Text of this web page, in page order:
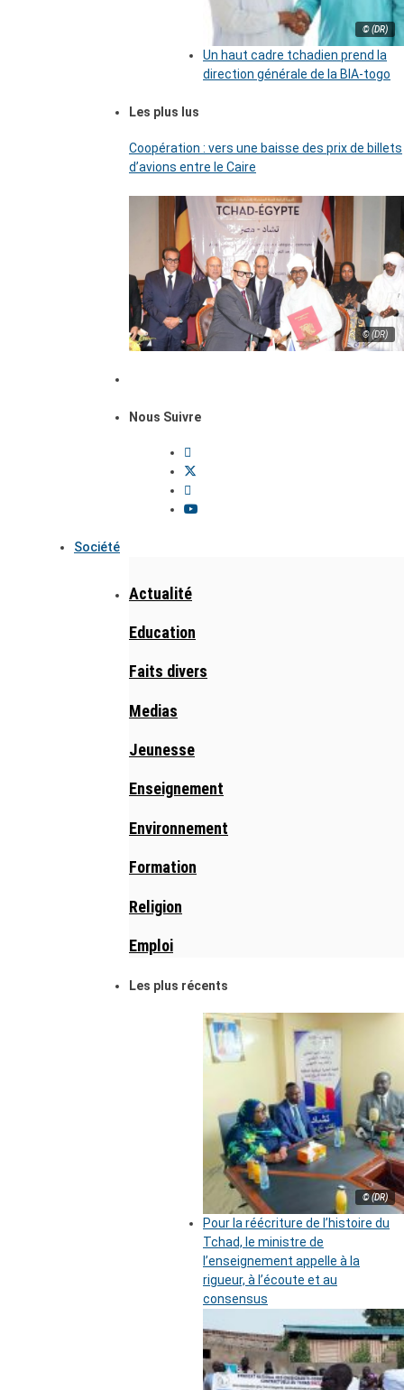
© (DR)
Un haut cadre tchadien prend la
direction générale de la BIA-togo
Les plus lus
Coopération : vers une baisse des prix de billets
d’avions entre le Caire
© (DR)
Nous Suivre
Société
Actualité
Education
Faits divers
Medias
Jeunesse
Enseignement
Environnement
Formation
Religion
Emploi
Les plus récents
© (DR)
Pour la réécriture de l’histoire du
Tchad, le ministre de
l’enseignement appelle à la
rigueur, à l’écoute et au
consensus